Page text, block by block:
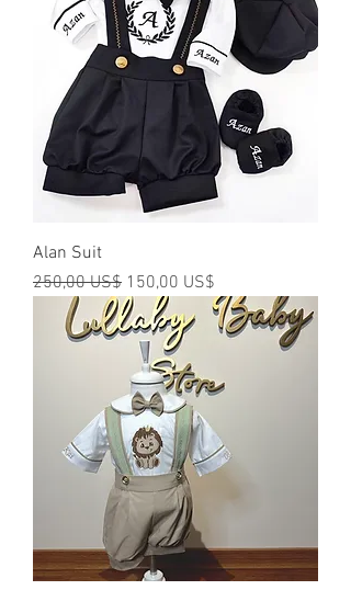
Alan Suit
Precio
250,00 US$ Precio de oferta
150,00 US$